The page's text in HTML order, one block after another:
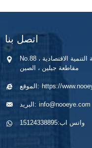
اتصل بنا
No.88 تشانغتشون شارع ، يونغجي منطقة التنمية الاقتصادية ،
مقاطعة جيلين ، الصين
الموقع: https://
البريد: info@nooeye.com
واتس اب:15124338895